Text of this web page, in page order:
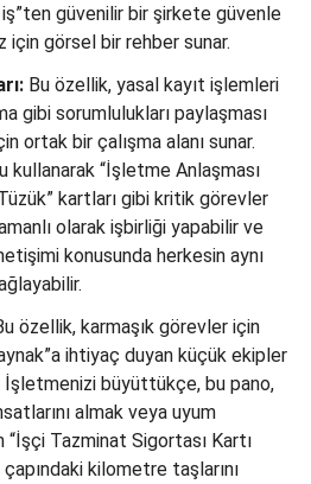
iş”ten güvenilir bir şirkete güvenle
için görsel bir rehber sunar.
Bu özellik, yasal kayıt işlemleri
gibi sorumlulukları paylaşması
ortak bir çalışma alanı sunar.
kullanarak “İşletme Anlaşması
kartları gibi kritik görevler
olarak işbirliği yapabilir ve
konusunda herkesin aynı
özellik, karmaşık görevler için
ihtiyaç duyan küçük ekipler
İşletmenizi büyüttükçe, bu pano,
almak veya uyum
“İşçi Tazminat Sigortası Kartı
çapındaki kilometre taşlarını